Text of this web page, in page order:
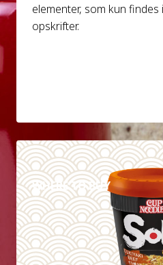
elementer, som kun
opskrifter.
WHERE TO BUY
DETAILS